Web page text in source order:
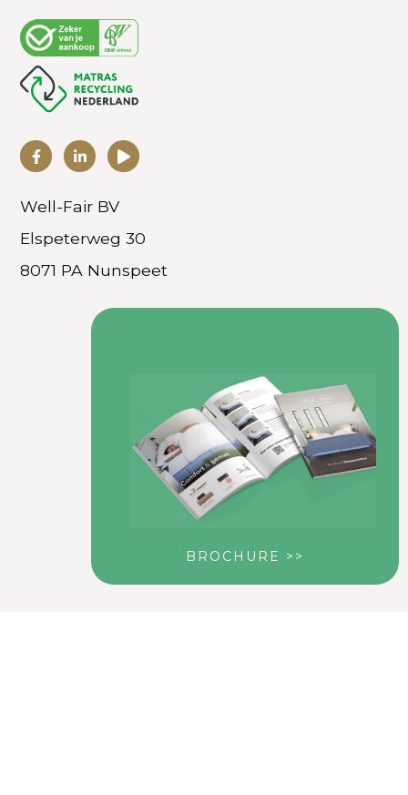
Well-Fair BV
Elspeterweg 30
8071 PA Nunspeet
Hoog laag boxspring
Privacy Policy
BROCHURE >>